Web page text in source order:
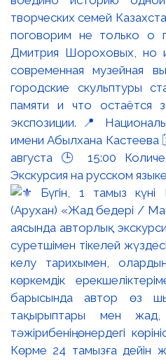
творческих семей
поговорим не только о
Дмитрия Шороховых, но
современная музейная
городские скульптуры
памяти и что остаётся
экспозиции. 📍
имени Абылхана Кастеева
августа 🕒 15:00
Экскурсия на русском